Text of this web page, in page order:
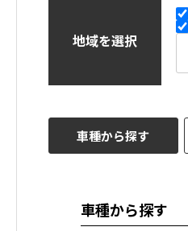
地域を選択
車種から探す
車種から探す